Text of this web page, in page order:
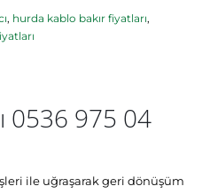
, hurda kablo bakır fiyatları,
0536 975 04
ile uğraşarak geri dönüşüm